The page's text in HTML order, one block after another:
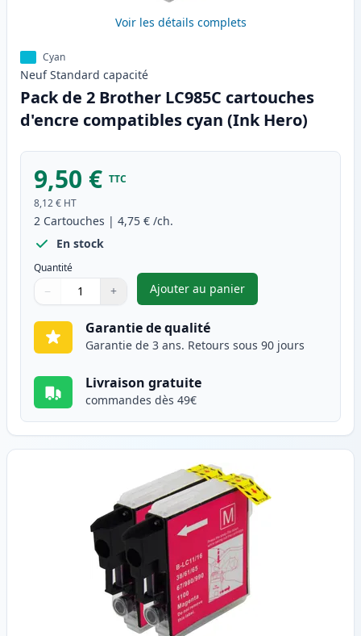
Voir les détails complets
Cyan
Neuf Standard capacité
Pack de 2 Brother LC985C cartouches
d'encre compatibles cyan (Ink Hero)
9,50 € TTC
8,12 € HT
2 Cartouches | 4,75 € /ch.
En stock
Quantité
Quantité
Utilisez les boutons pour ajuster
− +
Quantité
Ajouter au panier
,Pack de 2 Brother LC985C
Garantie de qualité
Garantie de 3 ans. Retours sous 90 jours
Livraison gratuite
commandes dès 49€